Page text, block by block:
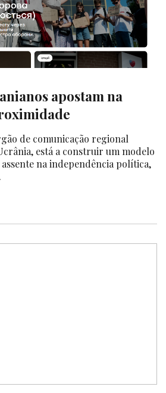
apostam na
de comunicação regional
está a construir um modelo
na independência política,